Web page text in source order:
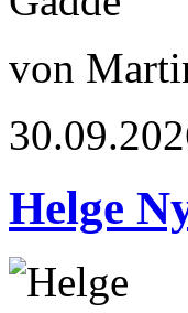
von
Helge